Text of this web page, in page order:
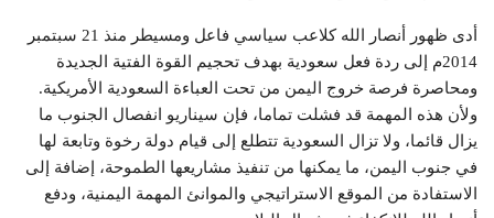
أدى ظهور أنصار الله كلاعب سياسي فاعل ومسيطر منذ 21 سبتمبر
2014م إلى ردة فعل سعودية بهدف تحجيم القوة الفتية الجديدة
ومحاصرة فرصة خروج اليمن من تحت العباءة السعودية الأمريكية.
ولأن هذه المهمة قد فشلت تماما، فإن سيناريو انفصال الجنوب ما
يزال قائما، ولا تزال السعودية تتطلع إلى قيام دولة رخوة وتابعة لها
في جنوب اليمن، ما يمكنها من تنفيذ مشاريعها الطموحة، إضافة إلى
الاستفادة من الموقع الاستراتيجي والموانئ المهمة اليمنية، ودفع